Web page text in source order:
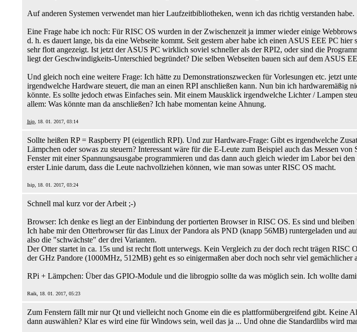
Auf anderen Systemen verwendet man hier Laufzeitbibliotheken, wenn ich das richtig verstanden habe.
Eine Frage habe ich noch: Für RISC OS wurden in der Zwischenzeit ja immer wieder einige
d. h. es dauert lange, bis da eine Webseite kommt. Seit gestern aber habe ich einen ASUS EEE PC
sehr flott angezeigt. Ist jetzt der ASUS PC wirklich soviel schneller als der RPI2, oder sind die
liegt der Geschwindigkeits-Unterschied begründet? Die selben Webseiten bauen sich auf dem ASUS
Und gleich noch eine weitere Frage: Ich hätte zu Demonstrationszwecken für Vorlesungen etc. jetzt
irgendwelche Hardware steuert, die man an einen RPI anschließen kann. Nun bin ich hardwaremäßig
könnte. Es sollte jedoch etwas Einfaches sein. Mit einem Mausklick irgendwelche Lichter / Lampen
allem: Was könnte man da anschließen? Ich habe momentan keine Ahnung.
Isip, 18. 01. 2017, 03:14
Sollte heißen RP = Raspberry PI (eigentlich RPI). Und zur Hardware-Frage: Gibt es irgendwelche
Lämpchen oder sowas zu steuern? Interessant wäre für die E-Leute zum Beispiel auch das Messen
Fenster mit einer Spannungsausgabe programmieren und das dann auch gleich wieder im Labor bei
erster Linie darum, dass die Leute nachvollziehen können, wie man sowas unter RISC OS macht.
Isip, 18. 01. 2017, 03:24
Schnell mal kurz vor der Arbeit ;-)
Browser: Ich denke es liegt an der Einbindung der portierten Browser in RISC OS. Es sind und
Ich habe mir den Otterbrowser für das Linux der Pandora als PND (knapp 56MB) runtergeladen und
also die "schwächste" der drei Varianten.
Der Otter startet in ca. 15s und ist recht flott unterwegs. Kein Vergleich zu der doch recht trägen
der GHz Pandore (1000MHz, 512MB) geht es so einigermaßen aber doch noch sehr viel gemächlicher
RPi + Lämpchen: Über das GPIO-Module und die librogpio sollte da was möglich sein. Ich wollte
Raik, 18. 01. 2017, 05:23
Zum Fenstern fällt mir nur Qt und vielleicht noch Gnome ein die es plattformübergreifend gibt. Keine
dann auswählen? Klar es wird eine für Windows sein, weil das ja ... Und ohne die Standardlibs wird